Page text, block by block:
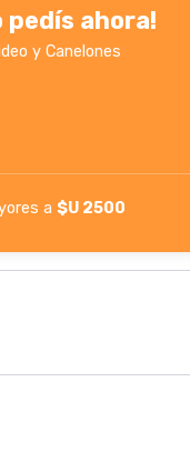
pedís ahora!
y Canelones
a $U 2500